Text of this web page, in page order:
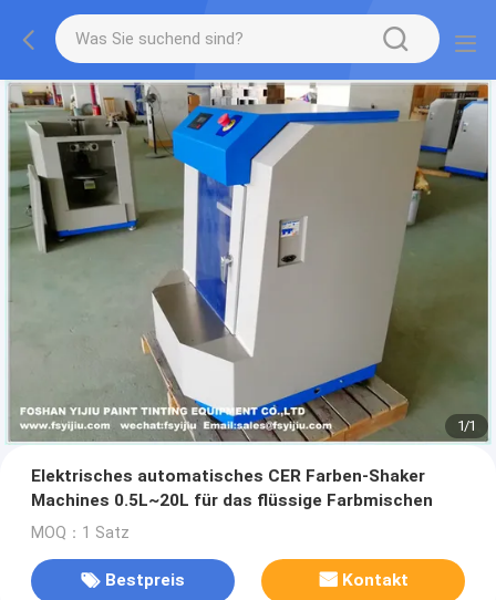
1/1
Elektrisches automatisches CER Farben-Shaker
Machines 0.5L~20L für das flüssige Farbmischen
MOQ：1 Satz
Bestpreis Kontakt